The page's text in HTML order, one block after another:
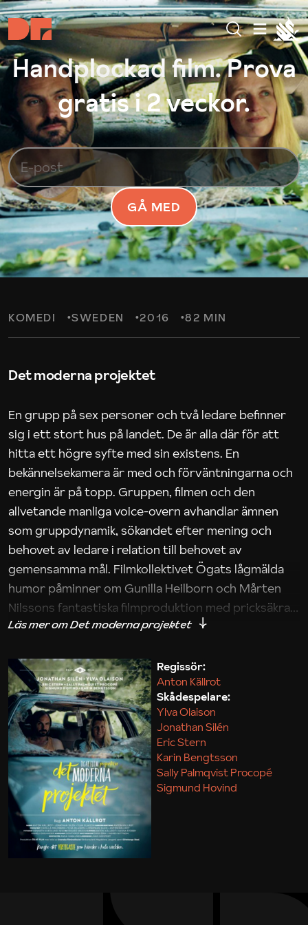
Handplockad film. Prova
gratis i 2 veckor.
GÅ MED
KOMEDI SWEDEN 2016 82 MIN
Det moderna projektet
En grupp på sex personer och två ledare befinner
sig i ett stort hus på landet. De är alla där för att
hitta ett högre syfte med sin existens. En
bekännelsekamera är med och förväntningarna och
energin är på topp. Gruppen, filmen och den
allvetande manliga voice-overn avhandlar ämnen
som gruppdynamik, sökandet efter mening och
behovet av ledare i relation till behovet av
gemensamma mål. Filmkollektivet Ögats lågmälda
humor påminner om Gunilla Heilborn och Mårten
Nilssons fantastiska filmproduktion med pricksäkra
iakttagelser om hur svårt det kan vara att omsätta
Maja Kekonius
Regissör:
Anton Källrot
Skådespelare:
Ylva Olaison
Jonathan Silén
Eric Stern
Karin Bengtsson
Sally Palmqvist Procopé
Sigmund Hovind